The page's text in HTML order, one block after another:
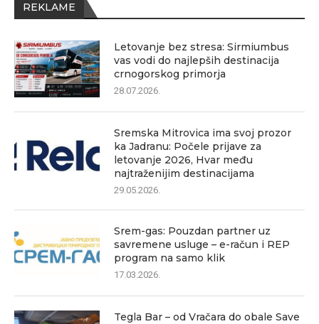
REKLAME
Letovanje bez stresa: Sirmiumbus
vas vodi do najlepših destinacija
crnogorskog primorja
28.07.2026.
Sremska Mitrovica ima svoj prozor
ka Jadranu: Počele prijave za
letovanje 2026, Hvar među
najtraženijim destinacijama
29.05.2026.
Srem-gas: Pouzdan partner uz
savremene usluge – e-račun i REP
program na samo klik
17.03.2026.
Tegla Bar – od Vračara do obale Save